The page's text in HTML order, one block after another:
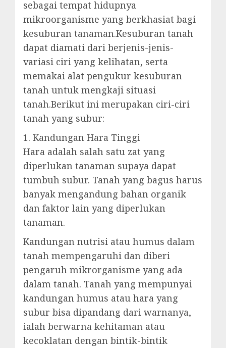
sebagai tempat hidupnya
mikroorganisme yang berkhasiat bagi
kesuburan tanaman.Kesuburan tanah
dapat diamati dari berjenis-jenis-
variasi ciri yang kelihatan, serta
memakai alat pengukur kesuburan
tanah untuk mengkaji situasi
tanah.Berikut ini merupakan ciri-ciri
tanah yang subur:
1. Kandungan Hara Tinggi
Hara adalah salah satu zat yang
diperlukan tanaman supaya dapat
tumbuh subur. Tanah yang bagus harus
banyak mengandung bahan organik
dan faktor lain yang diperlukan
tanaman.
Kandungan nutrisi atau humus dalam
tanah mempengaruhi dan diberi
pengaruh mikrorganisme yang ada
dalam tanah. Tanah yang mempunyai
kandungan humus atau hara yang
subur bisa dipandang dari warnanya,
ialah berwarna kehitaman atau
kecoklatan dengan bintik-bintik